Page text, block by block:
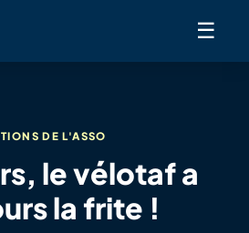
☰
DE L'ASSO
le vélotaf a
la frite !